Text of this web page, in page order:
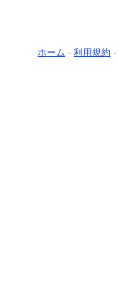
ホーム - 利用規約 -